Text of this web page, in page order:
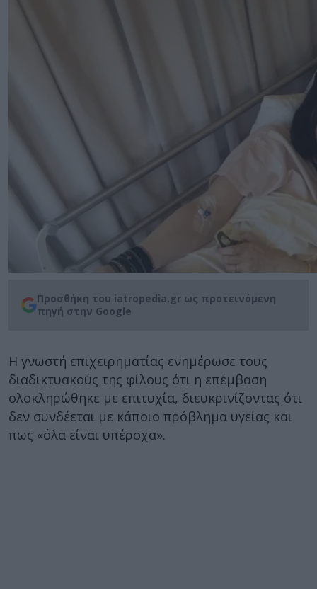
Προσθήκη του iatropedia.gr ως προτεινόμενη
πηγή στην Google
Η γνωστή επιχειρηματίας ενημέρωσε τους
διαδικτυακούς της φίλους ότι η επέμβαση
ολοκληρώθηκε με επιτυχία, διευκρινίζοντας ότι
δεν συνδέεται με κάποιο πρόβλημα υγείας και
πως «όλα είναι υπέροχα».